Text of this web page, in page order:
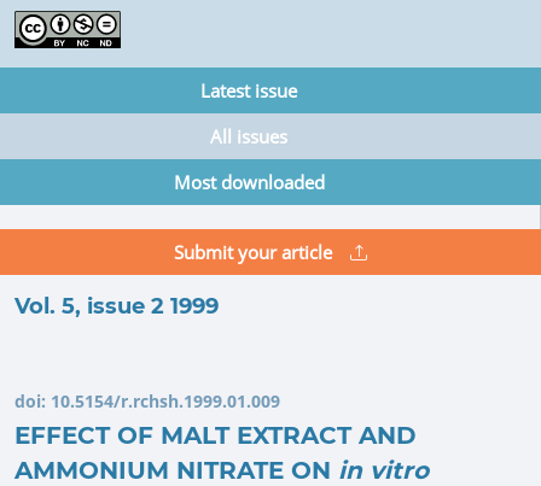
Latest issue
All issues
Most downloaded
Submit your article
Vol. 5, issue 2 1999
doi: 10.5154/r.rchsh.1999.01.009
EFFECT OF MALT EXTRACT AND
AMMONIUM NITRATE ON in vitro